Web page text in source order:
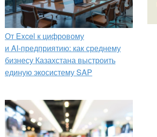
От Excel к цифровому
и AI‑предприятию: как среднему
бизнесу Казахстана выстроить
единую экосистему SAP